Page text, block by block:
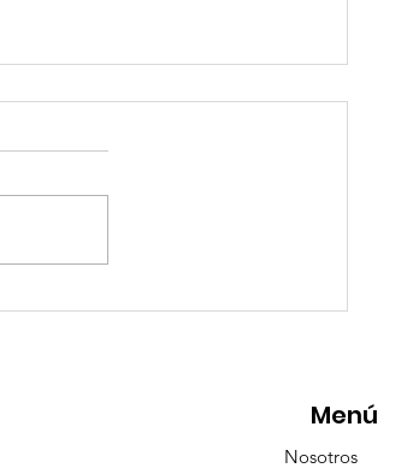
¡Presencia Destacada en
Menú
Nosotros